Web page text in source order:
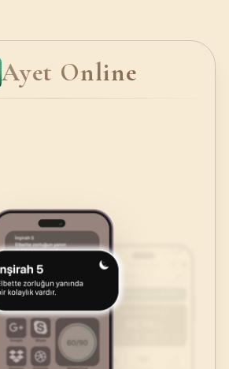
Ayet Online